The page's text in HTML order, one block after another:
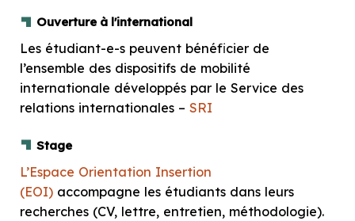
Ouverture à l'international
Les étudiant-e-s peuvent bénéficier de
l’ensemble des dispositifs de mobilité
internationale développés par le Service des
relations internationales – SRI
Stage
L’Espace Orientation Insertion
(EOI) accompagne les étudiants dans leurs
recherches (CV, lettre, entretien, méthodologie).